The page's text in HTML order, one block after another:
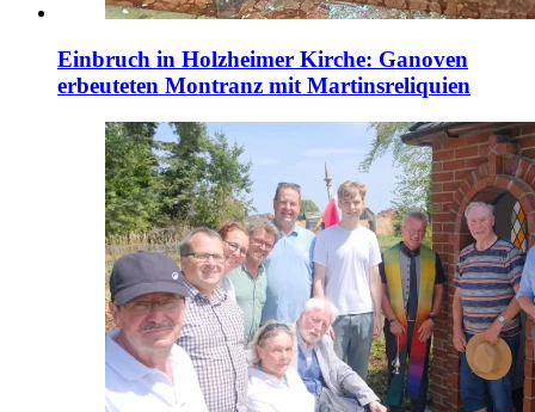
Einbruch in Holzheimer Kirche: Ganoven
erbeuteten Montranz mit Martinsreliquien